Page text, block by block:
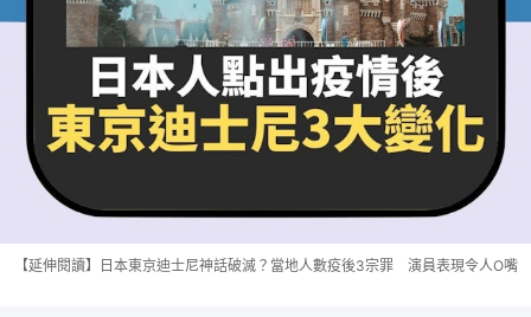
【延伸閱讀】日本東京迪士尼神話破滅？當地人數疫後3宗罪 演員表現令人O嘴